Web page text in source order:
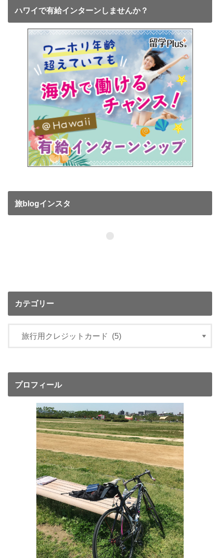
ハワイで有給インターンしませんか？
旅blogインスタ
カテゴリー
プロフィール